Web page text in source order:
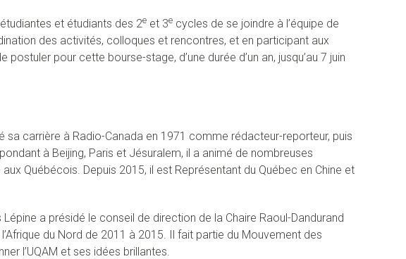
et étudiants des 2eet 3ecycles de se joindre à l’équipe de
des activités, colloques et rencontres, et en participant aux
pour cette bourse-stage, d’une durée d’un an, jusqu’au 7 juin
carrière à Radio-Canada en 1971 comme rédacteur-reporteur, puis
à Beijing, Paris et Jésuralem, il a animé de nombreuses
Québécois. Depuis 2015, il est Représentant du Québec en Chine et
a présidé le conseil de direction de la Chaire Raoul-Dandurand
du Nord de 2011 à 2015. Il fait partie du Mouvement des
l’UQAM et ses idées brillantes.